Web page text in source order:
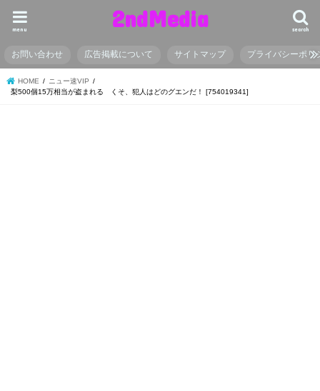
2ndMedia search
menu
お問い合わせ 広告掲載について サイトマップ プライバシーポリ
HOME
ニュー速VIP
梨500個15万相当が盗まれる くそ、犯人はどのグエンだ！ [754019341]